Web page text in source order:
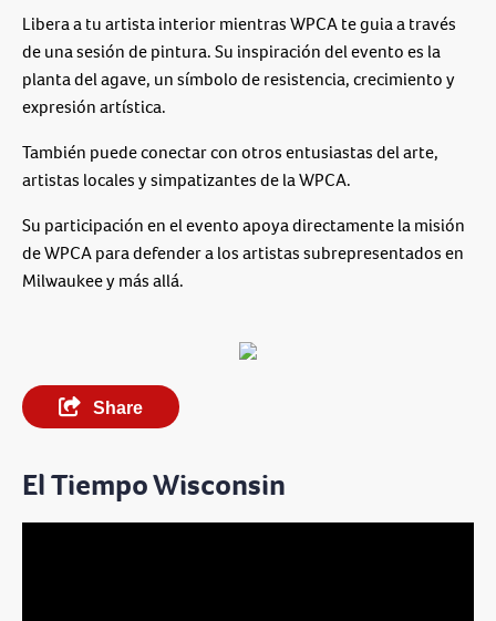
Libera a tu artista interior mientras WPCA te guia a través
de una sesión de pintura. Su inspiración del evento es la
planta del agave, un símbolo de resistencia, crecimiento y
expresión artística.
También puede conectar con otros entusiastas del arte,
artistas locales y simpatizantes de la WPCA.
Su participación en el evento apoya directamente la misión
de WPCA para defender a los artistas subrepresentados en
Milwaukee y más allá.
Share
El Tiempo Wisconsin